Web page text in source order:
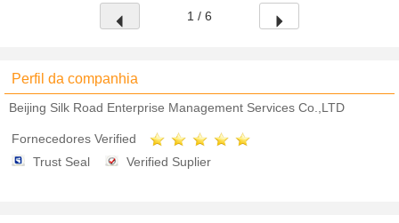
1 / 6
Perfil da companhia
Beijing Silk Road Enterprise Management Services Co.,LTD
Fornecedores Verified
Trust Seal
Verified Suplier